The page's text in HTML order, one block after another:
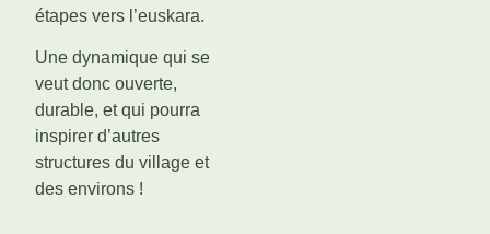
étapes vers l’euskara.
Une dynamique qui se
veut donc ouverte,
durable, et qui pourra
inspirer d’autres
structures du village et
des environs !